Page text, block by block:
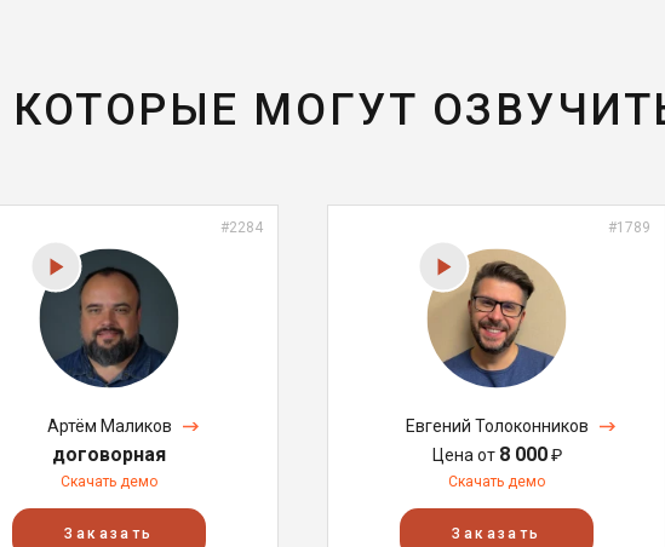
МОГУТ
#2284
Артём Маликов
договорная
Скачать демо
Заказать
#1789
Евгений Толоконников
Цена от 8 000₽
Скачать демо
Заказать